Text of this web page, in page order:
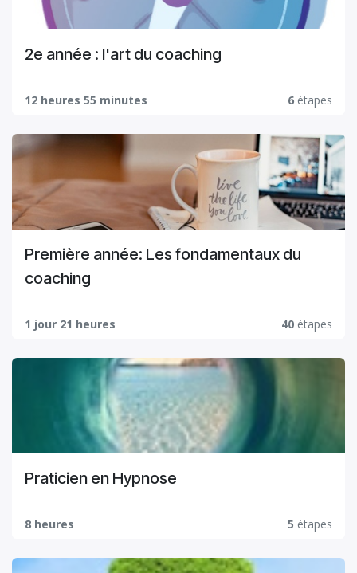
2e année : l'art du coaching
12 heures 55 minutes 6 étapes
Première année: Les fondamentaux du
coaching
1 jour 21 heures 40 étapes
Praticien en Hypnose
8 heures 5 étapes